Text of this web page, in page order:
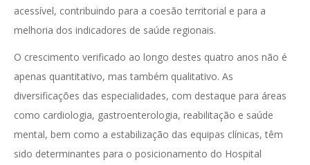
acessível, contribuindo para a coesão territorial e para a
melhoria dos indicadores de saúde regionais.
O crescimento verificado ao longo destes quatro anos não é
apenas quantitativo, mas também qualitativo. As
diversificações das especialidades, com destaque para áreas
como cardiologia, gastroenterologia, reabilitação e saúde
mental, bem como a estabilização das equipas clínicas, têm
sido determinantes para o posicionamento do Hospital